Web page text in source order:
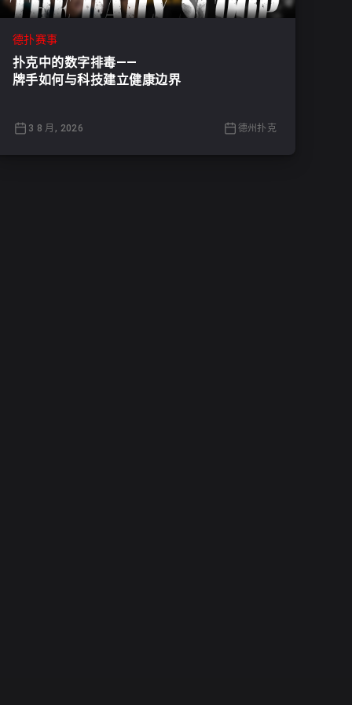
德扑赛事
扑克中的数字排毒——
牌手如何与科技建立健康边界
3 8 月, 2026 德州扑克